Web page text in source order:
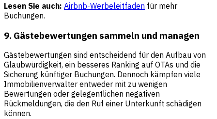
Lesen Sie auch: Airbnb-Werbeleitfaden für mehr
Buchungen.
9. Gästebewertungen sammeln und managen
Gästebewertungen sind entscheidend für den Aufbau von
Glaubwürdigkeit, ein besseres Ranking auf OTAs und die
Sicherung künftiger Buchungen. Dennoch kämpfen viele
Immobilienverwalter entweder mit zu wenigen
Bewertungen oder gelegentlichen negativen
Rückmeldungen, die den Ruf einer Unterkunft schädigen
können.